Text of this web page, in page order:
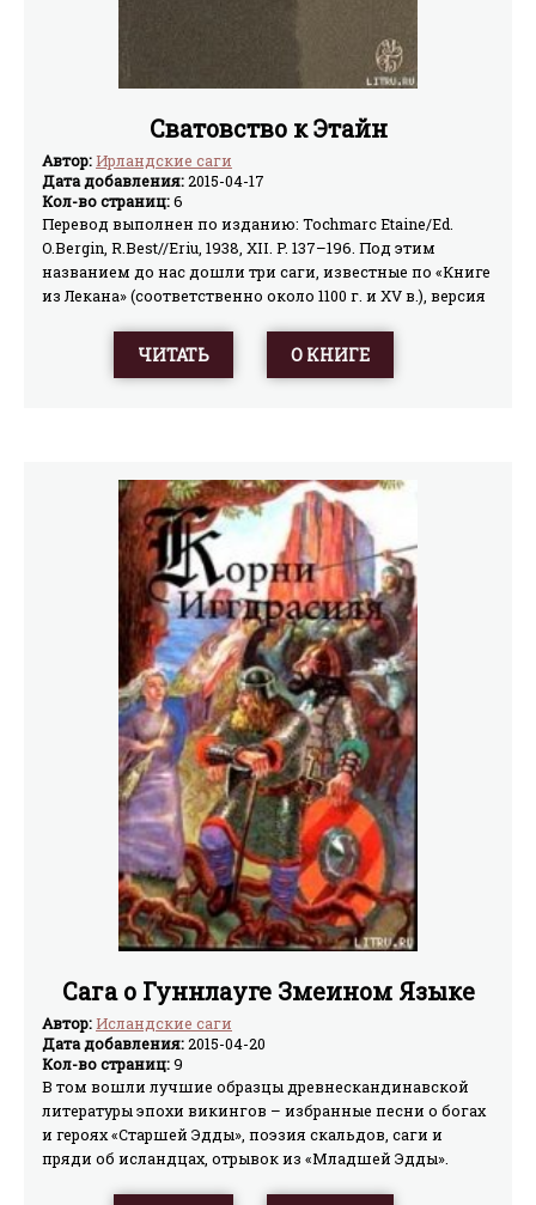
Сватовство к Этайн
Автор:Ирландские саги
Дата добавления:2015-04-17
Кол-во страниц:6
Перевод выполнен по изданию: Tochmarc Etaine/Ed.
O.Bergin, R.Best//Eriu, 1938, XII. P. 137–196. Под этим
названием до нас дошли три саги, известные по «Книге
из Лекана» (соответственно около 1100 г. и XV в.), версия
в роли «предваряющих» к циклу короля Конайре (см.
основную сагу о нем – «Разрушение дома Да Дерга»),
ЧИТАТЬ О КНИГЕ
Сага о Гуннлауге Змеином Языке
Автор:Исландские саги
Дата добавления:2015-04-20
Кол-во страниц:9
В том вошли лучшие образцы древнескандинавской
литературы эпохи викингов – избранные песни о богах
и героях «Старшей Эдды», поэзия скальдов, саги и
пряди об исландцах, отрывок из «Младшей Эдды».